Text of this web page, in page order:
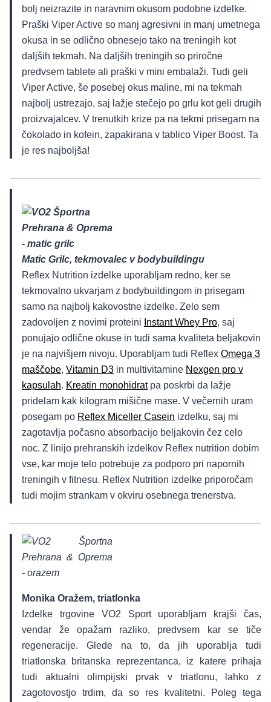
bolj neizrazite in naravnim okusom podobne izdelke.
Praški Viper Active so manj agresivni in manj umetnega
okusa in se odlično obnesejo tako na treningih kot
daljših tekmah. Na daljših treningih so priročne
predvsem tablete ali praški v mini embalaži. Tudi geli
Viper Active, še posebej okus maline, mi na tekmah
najbolj ustrezajo, saj lažje stečejo po grlu kot geli drugih
proizvajalcev. V trenutkih krize pa na tekmi prisegam na
čokolado in kofein, zapakirana v tablico Viper Boost. Ta
je res najboljša!
Matic Grilc, tekmovalec v bodybuildingu
Reflex Nutrition izdelke uporabljam redno, ker se
tekmovalno ukvarjam z bodybuildingom in prisegam
samo na najbolj kakovostne izdelke. Zelo sem
zadovoljen z novimi proteini Instant Whey Pro, saj
ponujajo odlične okuse in tudi sama kvaliteta beljakovin
je na najvišjem nivoju. Uporabljam tudi Reflex Omega 3
maščobe, Vitamin D3 in multivitamine Nexgen pro v
kapsulah. Kreatin monohidratpa poskrbi da lažje
pridelam kak kilogram mišične mase. V večernih uram
posegam po Reflex Miceller Casein izdelku, saj mi
zagotavlja počasno absorbacijo beljakovin čez celo
noc. Z linijo prehranskih izdelkov Reflex nutrition dobim
vse, kar moje telo potrebuje za podporo pri napornih
treningih v fitnesu. Reflex Nutrition izdelke priporočam
tudi mojim strankam v okviru osebnega trenerstva.
Monika Oražem, triatlonka
Izdelke trgovine VO2 Sport uporabljam krajši čas,
vendar že opažam razliko, predvsem kar se tiče
regeneracije. Glede na to, da jih uporablja tudi
triatlonska britanska reprezentanca, iz katere prihaja
tudi aktualni olimpijski prvak v triatlonu, lahko z
zagotovostjo trdim, da so res kvalitetni. Poleg tega